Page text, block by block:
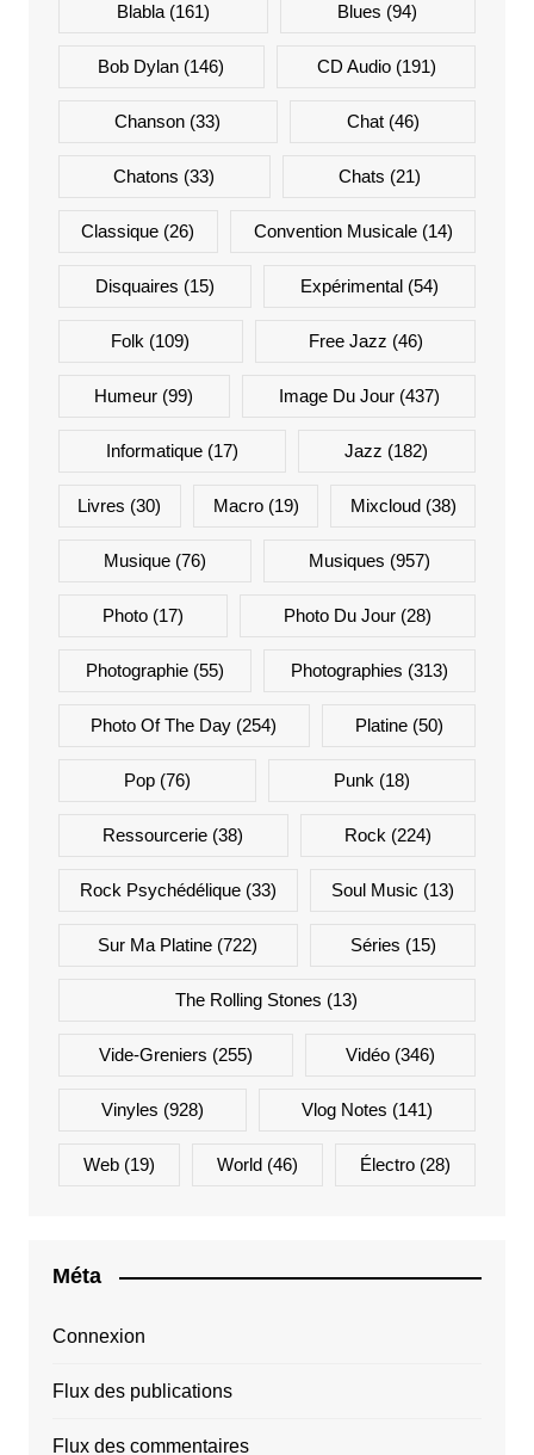
Blabla(161) Blues (94)
Bob Dylan (146) CD Audio(191)
Chanson (33) Chat(46)
Chatons (33) Chats (21)
Classique (26) Convention Musicale(14)
Disquaires (15) Expérimental (54)
Folk (109) Free Jazz (46)
Humeur (99) Image Du Jour(437)
Informatique(17) Jazz (182)
Livres (30) Macro(19) Mixcloud(38)
Musique(76) Musiques (957)
Photo(17) Photo Du Jour (28)
Photographie(55) Photographies (313)
Photo Of The Day (254) Platine(50)
Pop(76) Punk (18)
Ressourcerie (38) Rock (224)
Rock Psychédélique(33) Soul Music (13)
Sur Ma Platine (722) Séries (15)
The Rolling Stones (13)
Vide-Greniers (255) Vidéo (346)
Vinyles (928) Vlog Notes (141)
Web(19) World (46) Électro (28)
Méta
Connexion
Flux des publications
Flux des commentaires